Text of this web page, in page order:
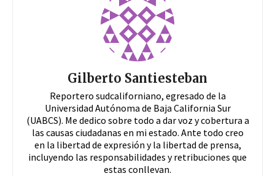
Gilberto Santiesteban
Reportero sudcaliforniano, egresado de la
Universidad Autónoma de Baja California Sur
(UABCS). Me dedico sobre todo a dar voz y cobertura a
las causas ciudadanas en mi estado. Ante todo creo
en la libertad de expresión y la libertad de prensa,
incluyendo las responsabilidades y retribuciones que
estas conllevan.